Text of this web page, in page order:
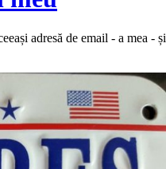
adresă de email - a mea - și